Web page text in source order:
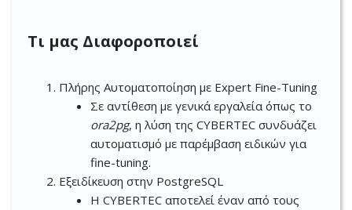
Τι μας Διαφοροποιεί
Πλήρης Αυτοματοποίηση με Expert Fine-Tuning
Σε αντίθεση με γενικά εργαλεία όπως το
ora2pg, η λύση της CYBERTEC συνδυάζει
αυτοματισμό με παρέμβαση ειδικών για
fine-tuning.
Εξειδίκευση στην PostgreSQL
Η CYBERTEC αποτελεί έναν από τους